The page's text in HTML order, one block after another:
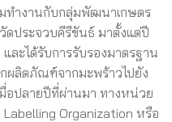
ทำงานกับกลุ่มพัฒนาเกษตร
ดประจวบคีรีขันธ์ มาตั้งแต่ปี
ะได้รับการรับรองมาตรฐาน
ผลิตภัณฑ์จากมะพร้าวไปยัง
อปลายปีที่ผ่านมา ทางหน่วย
Labelling Organization หรือ